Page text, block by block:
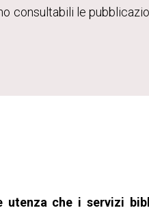
consultabili le
che i servizi